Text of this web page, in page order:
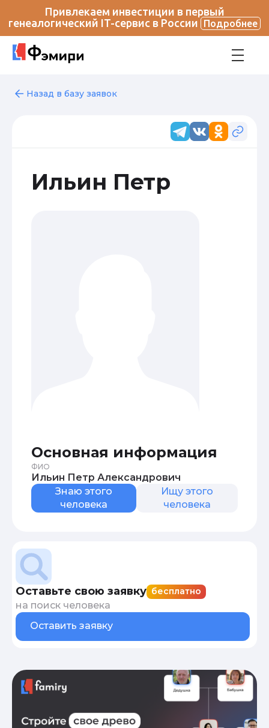
Привлекаем инвестиции в первый
генеалогический IT-сервис в России
Подробнее
Назад в базу заявок
Ильин Петр
Основная информация
ФИО
Ильин Петр Александрович
Знаю этого
человека
Ищу этого
человека
Оставьте свою заявку бесплатно
на поиск человека
Оставить заявку